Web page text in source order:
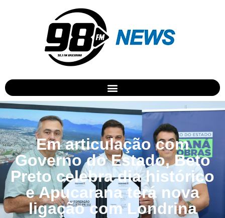
Em articulação com
Governo do Estado, Beto
Preto celebra dia histórico
e Apucarana terá nova
ligação com Londrina